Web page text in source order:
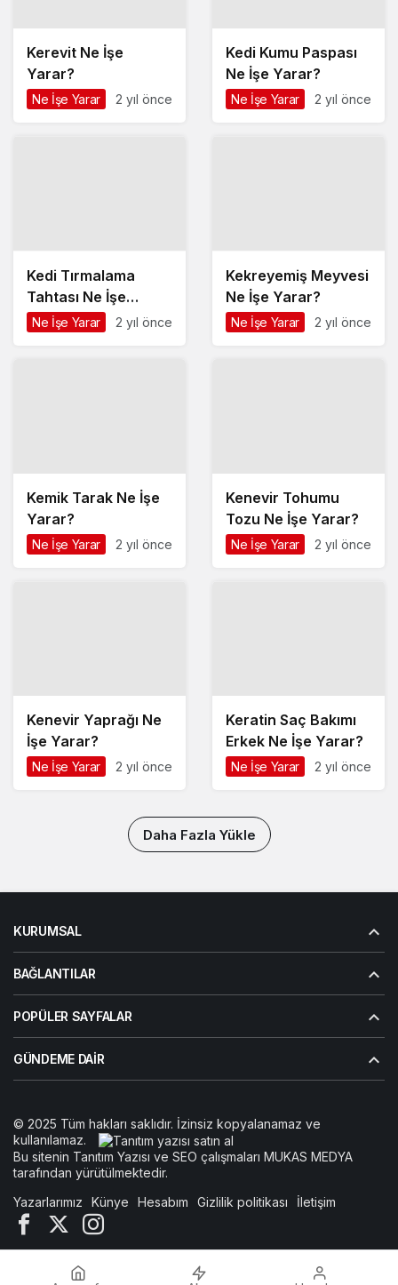
Kerevit Ne İşe
Yarar?
Ne İşe Yarar 2 yıl önce
Kedi Kumu Paspası
Ne İşe Yarar?
Ne İşe Yarar 2 yıl önce
Kedi Tırmalama
Tahtası Ne İşe
Yarar?
Ne İşe Yarar 2 yıl önce
Kekreyemiş Meyvesi
Ne İşe Yarar?
Ne İşe Yarar 2 yıl önce
Kemik Tarak Ne İşe
Yarar?
Ne İşe Yarar 2 yıl önce
Kenevir Tohumu
Tozu Ne İşe Yarar?
Ne İşe Yarar 2 yıl önce
Kenevir Yaprağı Ne
İşe Yarar?
Ne İşe Yarar 2 yıl önce
Keratin Saç Bakımı
Erkek Ne İşe Yarar?
Ne İşe Yarar 2 yıl önce
Daha Fazla Yükle
KURUMSAL
BAĞLANTILAR
POPÜLER SAYFALAR
GÜNDEME DAIR
© 2025 Tüm hakları saklıdır. İzinsiz kopyalanamaz ve
kullanılamaz.
Bu sitenin Tanıtım Yazısı ve SEO çalışmaları MUKAS MEDYA
tarafından yürütülmektedir.
Yazarlarımız
Künye Hesabım Gizlilik politikası İletişim